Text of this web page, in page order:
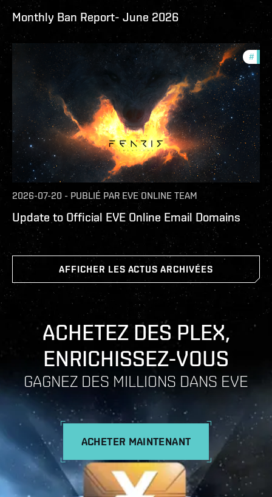
Monthly Ban Report- June 2026
#
2026-07-20 - PUBLIÉ PAR EVE ONLINE TEAM
Update to Official EVE Online Email Domains
AFFICHER LES ACTUS ARCHIVÉES
ACHETEZ DES PLEX,
ENRICHISSEZ-VOUS
GAGNEZ DES MILLIONS DANS EVE
ACHETER MAINTENANT